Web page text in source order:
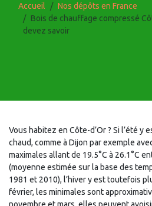
Accueil
Nos dépôts en France
Bois de chauffage compressé
devez savoir
Vous habitez en Côte-d’Or ? Si l’été
chaud, comme à Dijon par exemple
maximales allant de 19.5°C à 26.1°C
(moyenne estimée sur la base des
1981 et 2010), l’hiver y est toutefois
février, les minimales sont